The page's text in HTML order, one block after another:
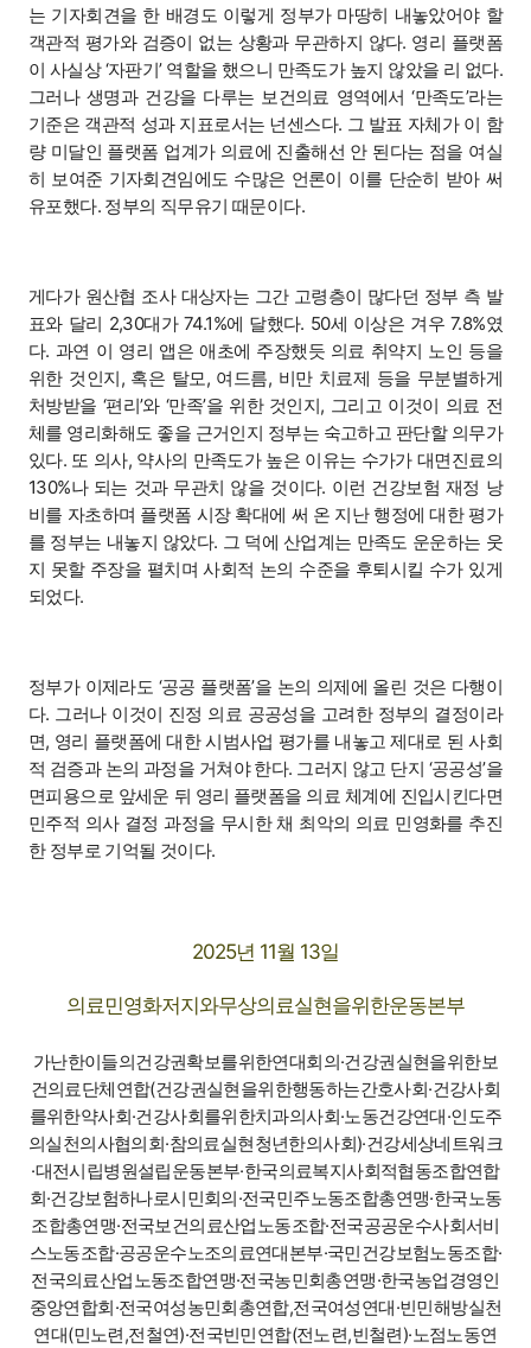
는 기자회견을 한 배경도 이렇게 정부가 마땅히 내놓았어야 할
객관적 평가와 검증이 없는 상황과 무관하지 않다. 영리 플랫폼
이 사실상 ‘자판기’ 역할을 했으니 만족도가 높지 않았을 리 없다.
그러나 생명과 건강을 다루는 보건의료 영역에서 ‘만족도’라는
기준은 객관적 성과 지표로서는 넌센스다. 그 발표 자체가 이 함
량 미달인 플랫폼 업계가 의료에 진출해선 안 된다는 점을 여실
히 보여준 기자회견임에도 수많은 언론이 이를 단순히 받아 써
유포했다. 정부의 직무유기 때문이다.
게다가 원산협 조사 대상자는 그간 고령층이 많다던 정부 측 발
표와 달리 2,30대가 74.1%에 달했다. 50세 이상은 겨우 7.8%였
다. 과연 이 영리 앱은 애초에 주장했듯 의료 취약지 노인 등을
위한 것인지, 혹은 탈모, 여드름, 비만 치료제 등을 무분별하게
처방받을 ‘편리’와 ‘만족’을 위한 것인지, 그리고 이것이 의료 전
체를 영리화해도 좋을 근거인지 정부는 숙고하고 판단할 의무가
있다. 또 의사, 약사의 만족도가 높은 이유는 수가가 대면진료의
130%나 되는 것과 무관치 않을 것이다. 이런 건강보험 재정 낭
비를 자초하며 플랫폼 시장 확대에 써 온 지난 행정에 대한 평가
를 정부는 내놓지 않았다. 그 덕에 산업계는 만족도 운운하는 웃
지 못할 주장을 펼치며 사회적 논의 수준을 후퇴시킬 수가 있게
되었다.
정부가 이제라도 ‘공공 플랫폼’을 논의 의제에 올린 것은 다행이
다. 그러나 이것이 진정 의료 공공성을 고려한 정부의 결정이라
면, 영리 플랫폼에 대한 시범사업 평가를 내놓고 제대로 된 사회
적 검증과 논의 과정을 거쳐야 한다. 그러지 않고 단지 ‘공공성’을
면피용으로 앞세운 뒤 영리 플랫폼을 의료 체계에 진입시킨다면
민주적 의사 결정 과정을 무시한 채 최악의 의료 민영화를 추진
한 정부로 기억될 것이다.
2025년 11월 13일
의료민영화저지와무상의료실현을위한운동본부
가난한이들의건강권확보를위한연대회의·건강권실현을위한보
건의료단체연합(건강권실현을위한행동하는간호사회·건강사회
를위한약사회·건강사회를위한치과의사회·노동건강연대·인도주
의실천의사협의회·참의료실현청년한의사회)·건강세상네트워크
·대전시립병원설립운동본부·한국의료복지사회적협동조합연합
회·건강보험하나로시민회의·전국민주노동조합총연맹·한국노동
조합총연맹·전국보건의료산업노동조합·전국공공운수사회서비
스노동조합·공공운수노조의료연대본부·국민건강보험노동조합·
전국의료산업노동조합연맹·전국농민회총연맹·한국농업경영인
중앙연합회·전국여성농민회총연합,전국여성연대·빈민해방실천
연대(민노련,전철연)·전국빈민연합(전노련,빈철련)·노점노동연